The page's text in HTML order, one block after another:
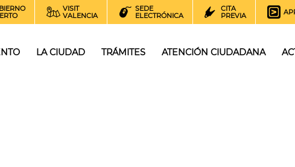
VISIT
VALENCIA
SEDE
ELECTRÓNICA
CITA
PREVIA
LA CIUDAD TRÁMITES ATENCIÓN CIUDADANA